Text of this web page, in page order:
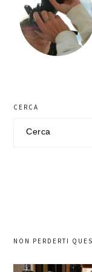
primaria
CERCA
NON PERDERTI